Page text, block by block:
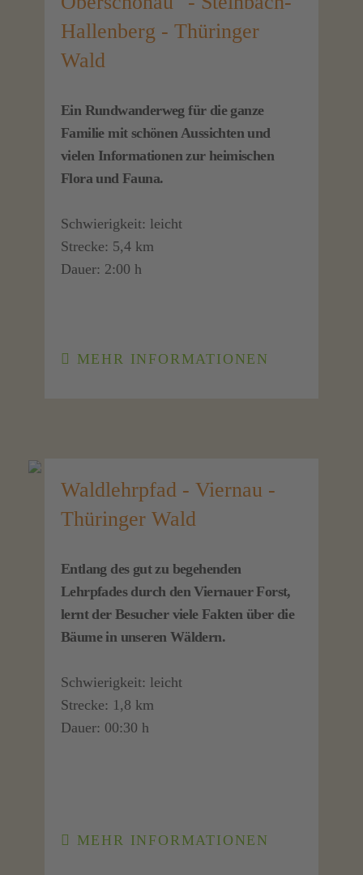
Hallenberg - Thüringer
Wald
Ein Rundwanderweg für die ganze
Familie mit schönen Aussichten und
vielen Informationen zur heimischen
Flora und Fauna.
Schwierigkeit: leicht
Strecke: 5,4 km
Dauer: 2:00 h
MEHR INFORMATIONEN
Waldlehrpfad - Viernau -
Thüringer Wald
Entlang des gut zu begehenden
Lehrpfades durch den Viernauer Forst,
lernt der Besucher viele Fakten über die
Bäume in unseren Wäldern.
Schwierigkeit: leicht
Strecke: 1,8 km
Dauer: 00:30 h
MEHR INFORMATIONEN